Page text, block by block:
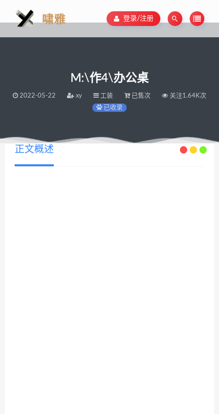
登录/注册
M:\作4\办公桌
2022-05-22 xy 工装 已售次
关注1.64K次
已收录
正文概述